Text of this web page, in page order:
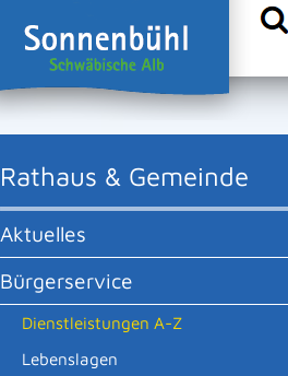
Rathaus & Gemeinde
Aktuelles
Bürgerservice
Dienstleistungen A-Z
Lebenslagen